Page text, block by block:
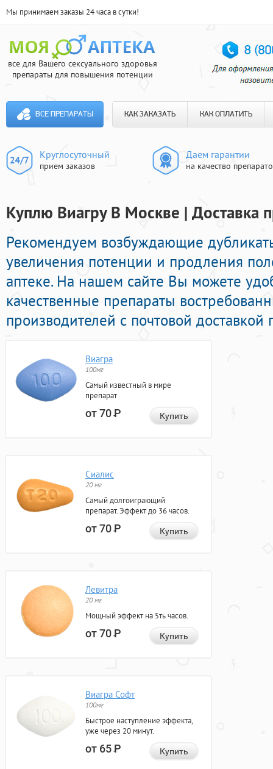
Мы принимаем заказы 24 часа в сутки!
все для Вашего сексуального здоровья
препараты для повышения потенции
ВСЕ ПРЕПАРАТЫ КАК ЗАКАЗАТЬ КАК ОПЛАТИТЬ
Круглосуточный
прием заказов
Даем гарантии
на качество
Куплю Виагру В Москве | Доставка
Рекомендуем возбуждающие
увеличения потенции и продления
аптеке. На нашем сайте Вы можете
качественные препараты
производителей с почтовой
Виагра
100мг
Самый известный в мире
препарат
от 70Р Купить
Сиалис
20 мг
Самый долгоиграющий
препарат. Эффект до 36 часов.
от 70Р Купить
Левитра
20 мг
Мощный эффект на 5ть часов.
от 70Р Купить
Виагра Софт
100мг
Быстрое наступление эффекта,
уже через 20 минут.
от 65Р Купить